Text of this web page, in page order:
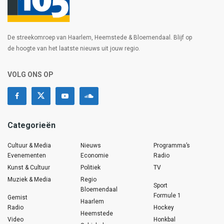
De streekomroep van Haarlem, Heemstede & Bloemendaal. Blijf op
de hoogte van het laatste nieuws uit jouw regio.
VOLG ONS OP
Categorieën
Cultuur & Media
Evenementen
Kunst & Cultuur
Muziek & Media
Gemist
Radio
Video
Nieuws
Economie
Politiek
Regio
Bloemendaal
Haarlem
Heemstede
Programma’s
Radio
TV
Sport
Formule 1
Hockey
Honkbal